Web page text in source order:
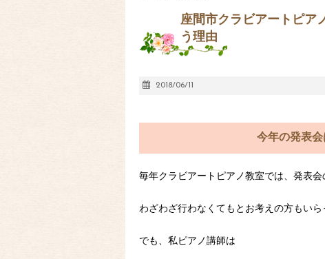
座間市クラビアートピア
う理由
2018/06/11
今年の発表会
毎年クラビアートピアノ教室では、発表
わざわざ行わなくてもとお考えの方もいら
でも、私ピアノ講師は